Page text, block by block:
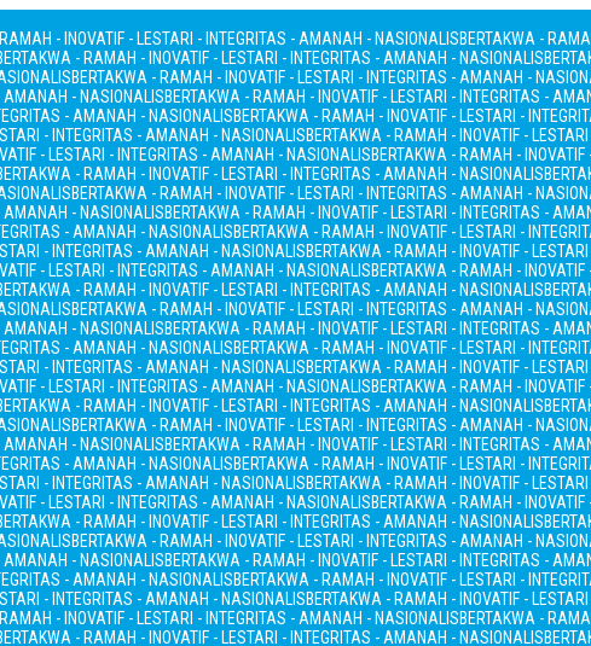
- INOVATIF - LESTARI - INTEGRITAS - AMANAH - NASIONALISBERTAKWA -
- RAMAH - INOVATIF - LESTARI - INTEGRITAS - AMANAH - NASIONALIS
BERTAKWA - RAMAH - INOVATIF - LESTARI - INTEGRITAS - AMANAH -
AMANAH - NASIONALISBERTAKWA - RAMAH - INOVATIF - LESTARI - INTEGRITAS -
- AMANAH - NASIONALISBERTAKWA - RAMAH - INOVATIF - LESTARI -
- INTEGRITAS - AMANAH - NASIONALISBERTAKWA - RAMAH - INOVATIF -
- LESTARI - INTEGRITAS - AMANAH - NASIONALISBERTAKWA - RAMAH -
- RAMAH - INOVATIF - LESTARI - INTEGRITAS - AMANAH - NASIONALIS
BERTAKWA - RAMAH - INOVATIF - LESTARI - INTEGRITAS - AMANAH -
AMANAH - NASIONALISBERTAKWA - RAMAH - INOVATIF - LESTARI - INTEGRITAS -
- AMANAH - NASIONALISBERTAKWA - RAMAH - INOVATIF - LESTARI -
- INTEGRITAS - AMANAH - NASIONALISBERTAKWA - RAMAH - INOVATIF -
- LESTARI - INTEGRITAS - AMANAH - NASIONALISBERTAKWA - RAMAH -
- RAMAH - INOVATIF - LESTARI - INTEGRITAS - AMANAH - NASIONALIS
BERTAKWA - RAMAH - INOVATIF - LESTARI - INTEGRITAS - AMANAH -
AMANAH - NASIONALISBERTAKWA - RAMAH - INOVATIF - LESTARI - INTEGRITAS -
- AMANAH - NASIONALISBERTAKWA - RAMAH - INOVATIF - LESTARI -
- INTEGRITAS - AMANAH - NASIONALISBERTAKWA - RAMAH - INOVATIF -
- LESTARI - INTEGRITAS - AMANAH - NASIONALISBERTAKWA - RAMAH -
- RAMAH - INOVATIF - LESTARI - INTEGRITAS - AMANAH - NASIONALIS
BERTAKWA - RAMAH - INOVATIF - LESTARI - INTEGRITAS - AMANAH -
AMANAH - NASIONALISBERTAKWA - RAMAH - INOVATIF - LESTARI - INTEGRITAS -
- AMANAH - NASIONALISBERTAKWA - RAMAH - INOVATIF - LESTARI -
- INTEGRITAS - AMANAH - NASIONALISBERTAKWA - RAMAH - INOVATIF -
- LESTARI - INTEGRITAS - AMANAH - NASIONALISBERTAKWA - RAMAH -
- RAMAH - INOVATIF - LESTARI - INTEGRITAS - AMANAH - NASIONALIS
BERTAKWA - RAMAH - INOVATIF - LESTARI - INTEGRITAS - AMANAH -
AMANAH - NASIONALISBERTAKWA - RAMAH - INOVATIF - LESTARI - INTEGRITAS -
- AMANAH - NASIONALISBERTAKWA - RAMAH - INOVATIF - LESTARI -
- INTEGRITAS - AMANAH - NASIONALISBERTAKWA - RAMAH - INOVATIF -
- INOVATIF - LESTARI - INTEGRITAS - AMANAH - NASIONALISBERTAKWA -
- RAMAH - INOVATIF - LESTARI - INTEGRITAS - AMANAH - NASIONALIS